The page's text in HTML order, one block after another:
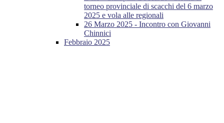
torneo provinciale di scacchi del 6 marzo
2025 e vola alle regionali
26 Marzo 2025 - Incontro con Giovanni
Chinnici
Febbraio 2025